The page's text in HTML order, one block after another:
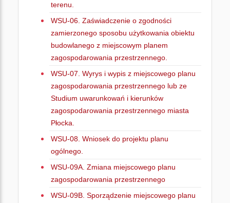
terenu.
WSU-06. Zaświadczenie o zgodności
zamierzonego sposobu użytkowania obiektu
budowlanego z miejscowym planem
zagospodarowania przestrzennego.
WSU-07. Wyrys i wypis z miejscowego planu
zagospodarowania przestrzennego lub ze
Studium uwarunkowań i kierunków
zagospodarowania przestrzennego miasta
Płocka.
WSU-08. Wniosek do projektu planu
ogólnego.
WSU-09A. Zmiana miejscowego planu
zagospodarowania przestrzennego
WSU-09B. Sporządzenie miejscowego planu